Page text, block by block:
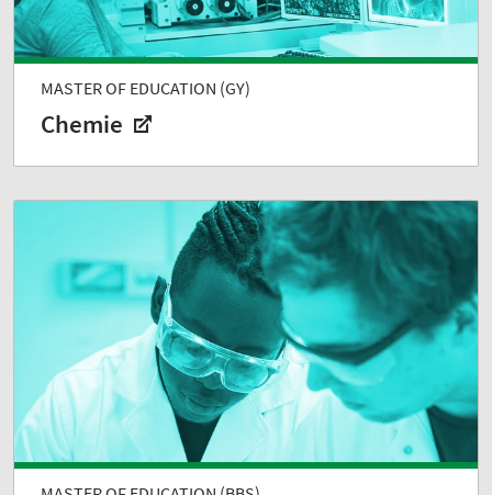
MASTER OF EDUCATION (GY)
Chemie